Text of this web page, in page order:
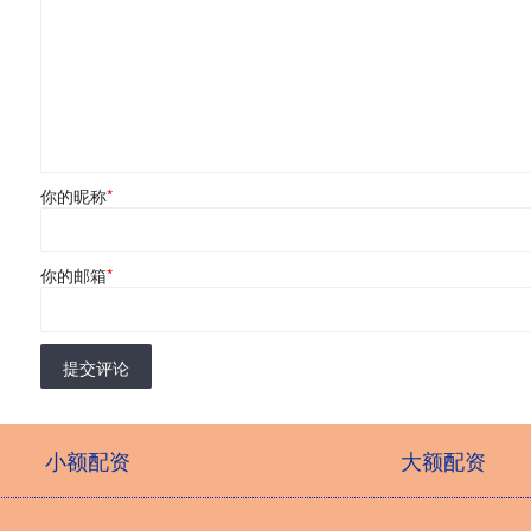
你的昵称*
你的邮箱*
提交评论
小额配资 大额配资